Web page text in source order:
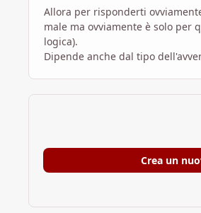
Allora per risponderti
male ma ovviamente è solo per
logica).
Dipende anche dal tipo
Crea un